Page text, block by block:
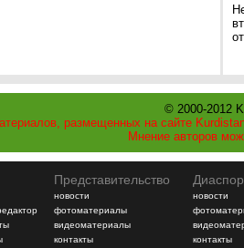
© 2000-2012
размещенных на сайте
Мнение авторов
Представительство
новости
фотоматериалы
видеоматериалы
контакты
новости
контакты